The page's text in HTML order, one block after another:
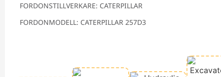
FORDONSTILLVERKARE: CATERPILLAR
FORDONMODELL: CATERPILLAR 257D3